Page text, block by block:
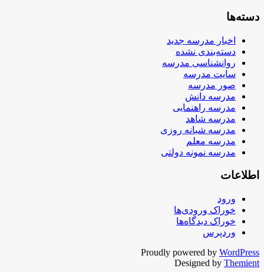
دسته‌ها
اخبار مدرسه جدید
دسته‌بندی نشده
روانشناسی مدرسه
سایت مدرسه
صور مدرسه
مدرسه دانش
مدرسه راهنمایی
مدرسه شاهد
مدرسه شبانه روزی
مدرسه معلم
مدرسه نمونه دولتی
اطلاعات
ورود
خوراک ورودی‌ها
خوراک دیدگاه‌ها
وردپرس
Proudly powered by WordPress
Designed by Themient